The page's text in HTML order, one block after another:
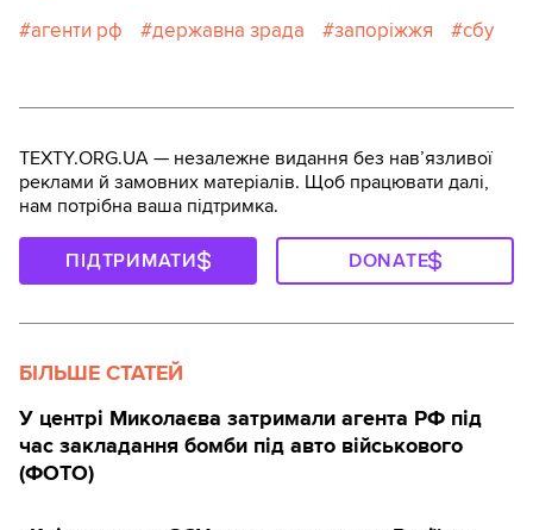
агенти рф державна зрада запоріжжя сбу
TEXTY.ORG.UA — незалежне видання без навʼязливої
реклами й замовних матеріалів. Щоб працювати далі,
нам потрібна ваша підтримка.
ПІДТРИМАТИ DONATE
БІЛЬШЕ СТАТЕЙ
У центрі Миколаєва затримали агента РФ під
час закладання бомби під авто військового
(ФОТО)